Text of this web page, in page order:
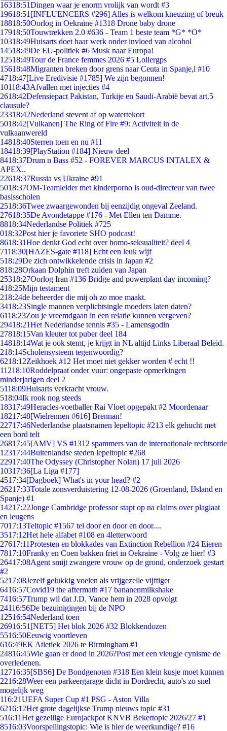
16318:51Dingen waar je enorm vrolijk van wordt #3
19618:51 [INFLUENCERS #296] Alles is welkom kneuzing of breuk
18818:50Oorlog in Oekraïne #1318 Drone baby drone
17918:50Touwtrekken 2.0 #636 - Team 1 beste team *G* *O*
10318:49Huisarts doet haar werk onder invloed van alcohol
14518:49De EU-politiek #6 Musk naar Europa!
12518:49Tour de France femmes 2026 #5 Lollergps
15618:48Migranten breken door grens naar Ceuta in Spanje,l #10
4718:47[Live Eredivisie #1785] We zijn begonnen!
10118:43Afvallen met injecties #4
2618:42Defensiepact Pakistan, Turkije en Saudi-Arabië bevat art.5
clausule?
23318:42Nederland stevent af op watertekort
5018:42[Vulkanen] The Ring of Fire #9: Activiteit in de
vulkaanwereld
14818:40Sterren toen en nu #11
18418:39[PlayStation #184] Nieuw deel
8418:37Drum n Bass #52 - FOREVER MARCUS INTALEX &
APEX..
22618:37Russia vs Ukraine #91
5018:37OM-Teamleider met kinderporno is oud-directeur van twee
basisscholen
2518:36Twee zwaargewonden bij eenzijdig ongeval Zeeland.
27618:35De Avondetappe #176 - Met Ellen ten Damme.
8818:34Nederlandse Politiek #725
018:32Post hier je favoriete SHO podcast!
8618:31Hoe denkt God echt over homo-seksualiteit? deel 4
7118:30[HAZES-gate #118] Echt een leuk wijf
518:29De zich ontwikkelende crisis in Japan #2
818:28Orkaan Dolphin treft zuiden van Japan
25318:27Oorlog Iran #136 Bridge and powerplant day incoming?
418:25Mijn testament
218:24de beheerder die mij oh zo moe maakt.
3418:23Single mannen verplichtsingle moeders laten daten?
6118:23Zou je vreemdgaan in een relatie kunnen vergeven?
29418:21Het Nederlandse tennis #35 - Lamensgodin
27818:15Van kleuter tot puber deel 184
14818:14Wat je ook stemt, je krijgt in NL altijd Links Liberaal Beleid.
218:14Scholensysteem tegenwoordig?
6218:12Zeikhoek #12 Het moet niet gekker worden # echt !!
11218:10Roddelpraat onder vuur: ongepaste opmerkingen
minderjarigen deel 2
5118:09Huisarts verkracht vrouw.
518:04Ik rook nog steeds
18317:49Heracles-voetballer Rai Vloet opgepakt #2 Moordenaar
18217:48[Wielrennen #616] Brennan!
22717:46Nederlandse plaatsnamen lepeltopic #213 elk gehucht met
een bord telt
26817:45[AMV] VS #1312 spammers van de internationale rechtsorde
12317:44Buitenlandse steden lepeltopic #268
22917:40The Odyssey (Christopher Nolan) 17 juli 2026
10317:36[La Liga #177]
4517:34[Dagboek] What's in your head? #2
26217:33Totale zonsverduistering 12-08-2026 (Groenland, IJsland en
Spanje) #1
14217:22Jonge Cambridge professor stapt op na claims over plagiaat
en leugens
7017:13Teltopic #1567 tel door en door en door....
3517:12Het hele alfabet #108 en 4letterwoord
27617:11Protesten en blokkades van Extinction Rebellion #24 Eieren
7817:10Franky en Coen bakken friet in Oekraïne - Volg ze hier! #3
26417:08Agent smijt zwangere vrouw op de grond, onderzoek gestart
#2
5217:08Jezelf gelukkig voelen als vrijgezelle vijftiger
6416:57Covid19 the aftermath #17 bananenmilkshake
7416:57Trump wil dat J.D. Vance hem in 2028 opvolgt
24116:56De bezuinigingen bij de NPO
12516:54Nederland toen
26916:51 [NET5] Het blok 2026 #32 Blokkendozen
5516:50Eeuwig voortleven
616:49EK Atletiek 2026 te Birmingham #1
24816:45Wie gaan er dood in 2026?Post met een vleugje cynisme de
overledenen.
12716:35[SBS6] De Bondgenoten #318 Een klein kusje moet kunnen
2216:28Weer een parkeergarage dicht in Dordrecht, auto's zo snel
mogelijk weg
116:21UEFA Super Cup #1 PSG - Aston Villa
6216:12Het grote dagelijkse Trump nieuws topic #31
516:11Het gezellige Eurojackpot KNVB Bekertopic 2026/27 #1
8516:03Voorspellingstopic: Wie is hier de weerkundige? #16